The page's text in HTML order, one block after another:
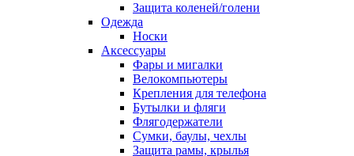
Защита коленей/голени
Одежда
Носки
Аксессуары
Фары и мигалки
Велокомпьютеры
Крепления для телефона
Бутылки и фляги
Флягодержатели
Сумки, баулы, чехлы
Защита рамы, крылья